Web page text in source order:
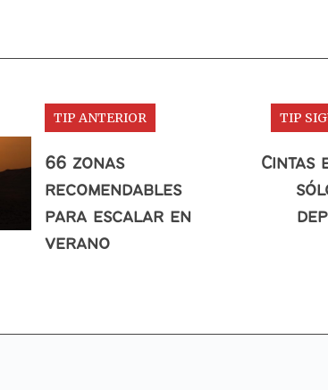
TIP ANTERIOR
66 zonas
recomendables
para escalar en
verano
TIP
Cintas